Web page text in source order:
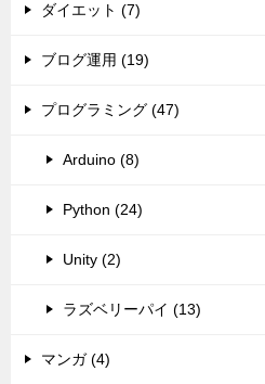
ダイエット (7)
ブログ運用 (19)
プログラミング (47)
Arduino (8)
Python (24)
Unity (2)
ラズベリーパイ (13)
マンガ (4)